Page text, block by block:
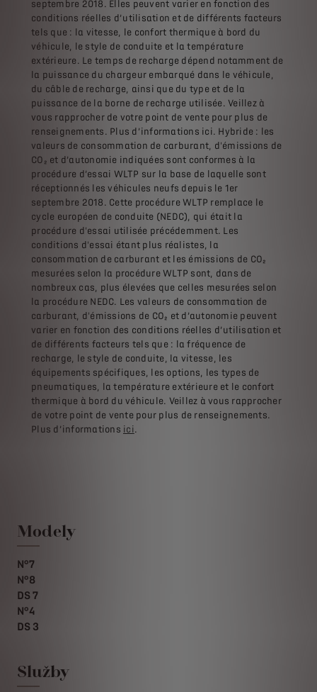
septembre 2018. Elles peuvent varier en fonction des
conditions réelles d’utilisation et de différents facteurs
tels que : la vitesse, le confort thermique à bord du
véhicule, le style de conduite et la température
extérieure. Le temps de recharge dépend notamment de
la puissance du chargeur embarqué dans le véhicule,
du câble de recharge, ainsi que du type et de la
puissance de la borne de recharge utilisée. Veillez à
vous rapprocher de votre point de vente pour plus de
renseignements. Plus d’informations ici. Hybride : les
valeurs de consommation de carburant, d'émissions de
CO₂ et d’autonomie indiquées sont conformes à la
procédure d’essai WLTP sur la base de laquelle sont
réceptionnés les véhicules neufs depuis le 1er
septembre 2018. Cette procédure WLTP remplace le
cycle européen de conduite (NEDC), qui était la
procédure d'essai utilisée précédemment. Les
conditions d'essai étant plus réalistes, la
consommation de carburant et les émissions de CO₂
mesurées selon la procédure WLTP sont, dans de
nombreux cas, plus élevées que celles mesurées selon
la procédure NEDC. Les valeurs de consommation de
carburant, d'émissions de CO₂ et d’autonomie peuvent
varier en fonction des conditions réelles d’utilisation et
de différents facteurs tels que : la fréquence de
recharge, le style de conduite, la vitesse, les
équipements spécifiques, les options, les types de
pneumatiques, la température extérieure et le confort
thermique à bord du véhicule. Veillez à vous rapprocher
de votre point de vente pour plus de renseignements.
Plus d’informations ici.
Modely
N°7
N°8
DS 7
N°4
DS 3
Služby